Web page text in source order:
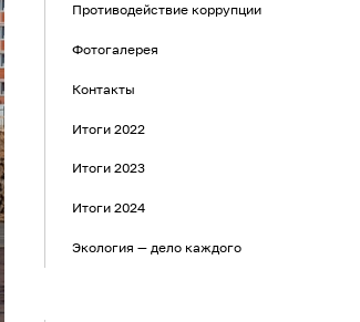
Противодействие коррупции
Фотогалерея
Контакты
Итоги 2022
Итоги 2023
Итоги 2024
Экология — дело каждого